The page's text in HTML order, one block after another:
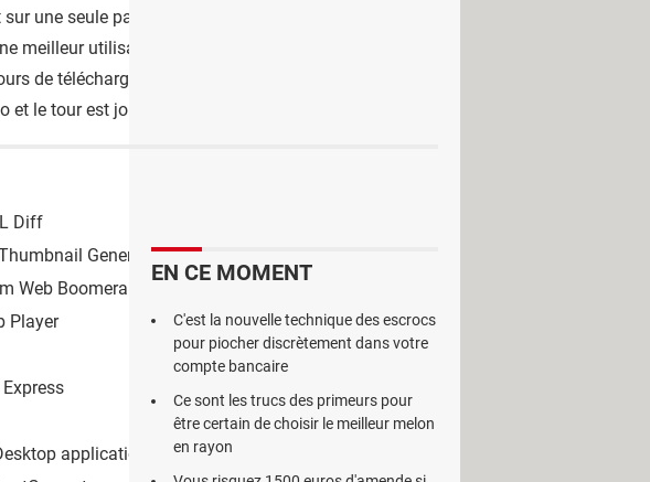
une seule page du site ou sur différentes pages et
meilleur utilisation, Aaron's WebVacuum vous
de téléchargement. L’utilisation de ce logiciel est
le tour est joué.
Diff
Generator
Web Boomerang
Player
application
EN CE MOMENT
C'est la nouvelle technique des escrocs
pour piocher discrètement dans votre
compte bancaire
Ce sont les trucs des primeurs pour
être certain de choisir le meilleur melon
en rayon